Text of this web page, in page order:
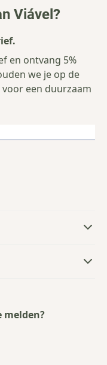
Viável?
en ontvang 5%
we je op de
een duurzaam
melden?